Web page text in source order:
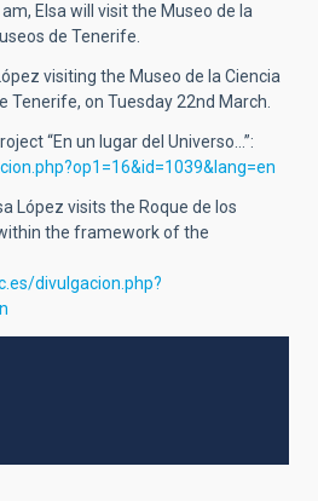
Elsa will visit the Museo de la
de Tenerife.
visiting the Museo de la Ciencia
Tenerife, on Tuesday 22nd March.
“En un lugar del Universo…”:
López visits the Roque de los
the framework of the
divulgacion.php?